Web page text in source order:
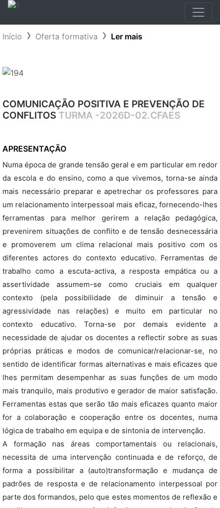
Início Oferta formativa Ler mais
COMUNICAÇÃO POSITIVA E PREVENÇÃO DE
CONFLITOS TURMA -2026D-02.CFAES
APRESENTAÇÃO
Numa época de grande tensão geral e em particular em redor
da escola e do ensino, como a que vivemos, torna-se ainda
mais necessário preparar e apetrechar os professores para
um relacionamento interpessoal mais eficaz, fornecendo-lhes
ferramentas para melhor gerirem a relação pedagógica,
prevenirem situações de conflito e de tensão desnecessária
e promoverem um clima relacional mais positivo com os
diferentes actores do contexto educativo. Ferramentas de
trabalho como a escuta-activa, a resposta empática ou a
assertividade assumem-se como cruciais em qualquer
contexto (pela possibilidade de diminuir a tensão e
agressividade nas relações) e muito em particular no
contexto educativo. Torna-se por demais evidente a
necessidade de ajudar os docentes a reflectir sobre as suas
próprias práticas e modos de comunicar/relacionar-se, no
sentido de identificar formas alternativas e mais eficazes que
lhes permitam desempenhar as suas funções de um modo
mais tranquilo, mais produtivo e gerador de maior satisfação.
Ferramentas estas que serão tão mais eficazes quanto maior
for a colaboração e cooperação entre os docentes, numa
lógica de trabalho em equipa e de sintonia de intervenção.
A formação nas áreas comportamentais ou relacionais,
necessita de uma intervenção continuada e de reforço, de
forma a possibilitar a (auto)transformação e mudança de
padrões de resposta e de relacionamento interpessoal por
parte dos formandos, pelo que estes momentos de reflexão e